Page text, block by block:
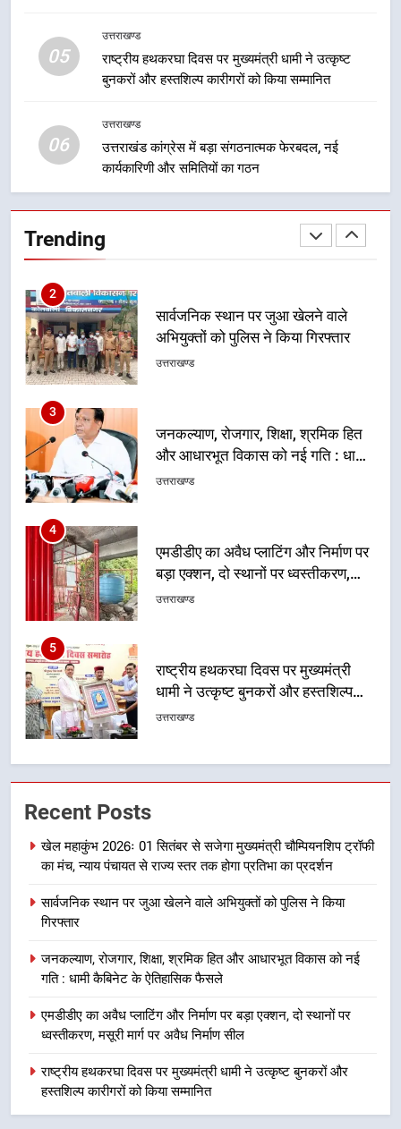
05
उत्तराखण्ड
राष्ट्रीय हथकरघा दिवस पर मुख्यमंत्री धामी ने उत्कृष्ट
बुनकरों और हस्तशिल्प कारीगरों को किया सम्मानित
06
उत्तराखण्ड
उत्तराखंड कांग्रेस में बड़ा संगठनात्मक फेरबदल, नई
कार्यकारिणी और समितियों का गठन
Trending
निर्देश, सुरक्षा मानकों से कोई समझौता
नहींः डीएम
1
खेल महाकुंभ 2026ः 01 सितंबर से सजेगा
प्रतिभा का प्रदर्शन
अभियुक्तों को पुलिस ने किया गिरफ्तार
3
जनकल्याण, रोजगार, शिक्षा, श्रमिक हित
और आधारभूत विकास को नई गति : धामी
कैबिनेट के ऐतिहासिक फैसले
उत्तराखण्ड
4
एमडीडीए का अवैध प्लाटिंग और निर्माण पर
बड़ा एक्शन, दो स्थानों पर ध्वस्तीकरण,
मसूरी मार्ग पर अवैध निर्माण सील
उत्तराखण्ड
5
राष्ट्रीय हथकरघा दिवस पर मुख्यमंत्री
धामी ने उत्कृष्ट बुनकरों और हस्तशिल्प
कारीगरों को किया सम्मानित
उत्तराखण्ड
6
उत्तराखंड कांग्रेस में बड़ा संगठनात्मक
फेरबदल, नई कार्यकारिणी और समितियों
का गठन
उत्तराखण्ड
7
भर्ती
उत्तराखण्ड
दिल्ली-देहरादून आर्थिक कॉरिडोर से जुड़ी
का डीएम ने किया निरीक्षण; समयबद्ध एवं
गुणवत्तापूर्ण निर्माण सुनिश्चित करने के
नहींः डीएम
उत्तराखण्ड
खेल महाकुंभ 2026ः 01 सितंबर से सजेगा
न्याय पंचायत से राज्य स्तर तक होगा
प्रतिभा का प्रदर्शन
उत्तराखण्ड
Recent Posts
खेल महाकुंभ 2026ः 01 सितंबर से सजेगा मुख्यमंत्री चौम्पियनशिप ट्रॉफी
का मंच, न्याय पंचायत से राज्य स्तर तक होगा प्रतिभा का प्रदर्शन
सार्वजनिक स्थान पर जुआ खेलने वाले अभियुक्तों को पुलिस ने किया
गिरफ्तार
जनकल्याण, रोजगार, शिक्षा, श्रमिक हित और आधारभूत विकास को नई
गति : धामी कैबिनेट के ऐतिहासिक फैसले
एमडीडीए का अवैध प्लाटिंग और निर्माण पर बड़ा एक्शन, दो स्थानों पर
ध्वस्तीकरण, मसूरी मार्ग पर अवैध निर्माण सील
राष्ट्रीय हथकरघा दिवस पर मुख्यमंत्री धामी ने उत्कृष्ट बुनकरों और
हस्तशिल्प कारीगरों को किया सम्मानित